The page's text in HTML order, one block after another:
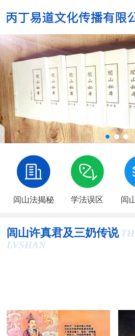
闾山法揭秘 学法误区 闾
闾山许真君及三奶传说
LVSHAN